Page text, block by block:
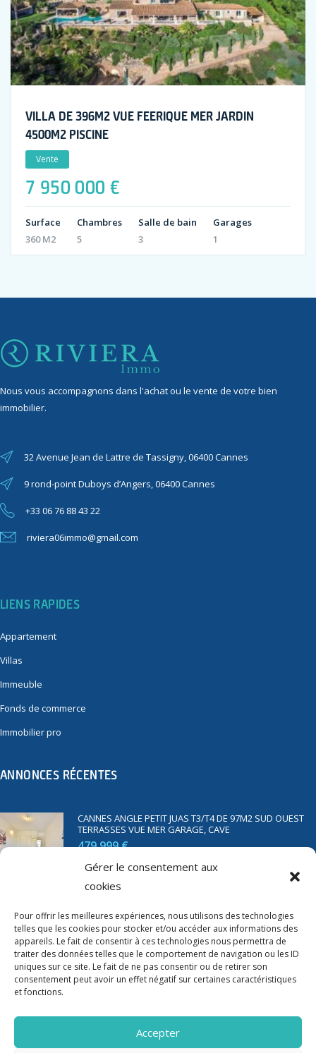
Gérer le consentement aux
cookies
Pour offrir les meilleures expériences, nous utilisons des technologies
telles que les cookies pour stocker et/ou accéder aux informations des
appareils. Le fait de consentir à ces technologies nous permettra de
traiter des données telles que le comportement de navigation ou les ID
uniques sur ce site. Le fait de ne pas consentir ou de retirer son
consentement peut avoir un effet négatif sur certaines caractéristiques
et fonctions.
Accepter
VILLA DE 396M2 VUE FEERIQUE MER JARDIN
4500M2 PISCINE
Vente
7 950 000 €
Surface
360 M2
Chambres
5
Salle de bain
3
Garages
1
Nous vous accompagnons dans l'achat ou le vente de votre bien
immobilier.
32 Avenue Jean de Lattre de Tassigny, 06400 Cannes
9 rond-point Duboys d’Angers, 06400 Cannes
+33 06 76 88 43 22
riviera06immo@gmail.com
LIENS RAPIDES
Appartement
Villas
Immeuble
Fonds de commerce
Immobilier pro
ANNONCES RÉCENTES
CANNES ANGLE PETIT JUAS T3/T4 DE 97M2 SUD OUEST
TERRASSES VUE MER GARAGE, CAVE
479 999 €
TERRASSE PARKING
350 000 €